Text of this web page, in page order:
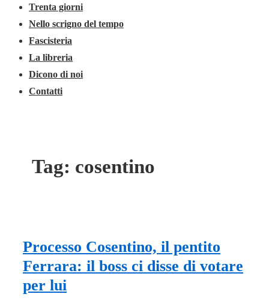
Trenta giorni
Nello scrigno del tempo
Fascisteria
La libreria
Dicono di noi
Contatti
Tag: cosentino
Processo Cosentino, il pentito
Ferrara: il boss ci disse di votare
per lui